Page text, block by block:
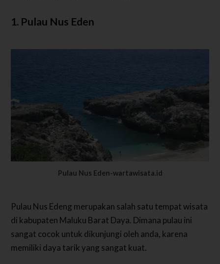
1. Pulau Nus Eden
Pulau Nus Eden-wartawisata.id
Pulau Nus Edeng merupakan salah satu tempat wisata
di kabupaten Maluku Barat Daya. Dimana pulau ini
sangat cocok untuk dikunjungi oleh anda, karena
memiliki daya tarik yang sangat kuat.